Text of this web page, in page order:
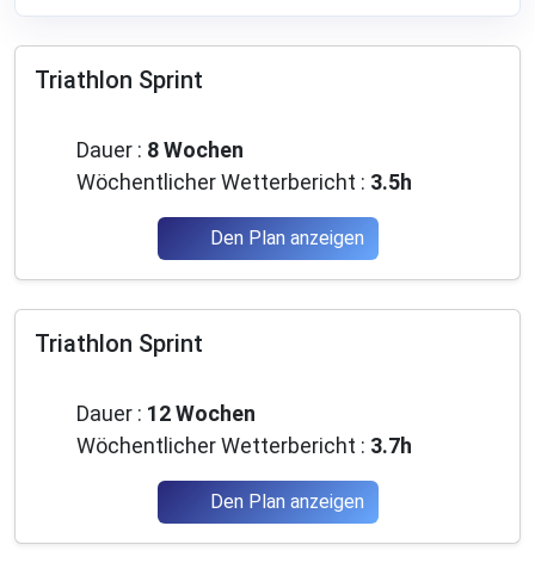
Triathlon Sprint
Dauer : 8 Wochen
Wöchentlicher Wetterbericht : 3.5h
Den Plan anzeigen
Triathlon Sprint
Dauer : 12 Wochen
Wöchentlicher Wetterbericht : 3.7h
Den Plan anzeigen